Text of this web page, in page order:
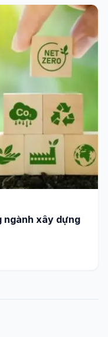
ngành xây dựng